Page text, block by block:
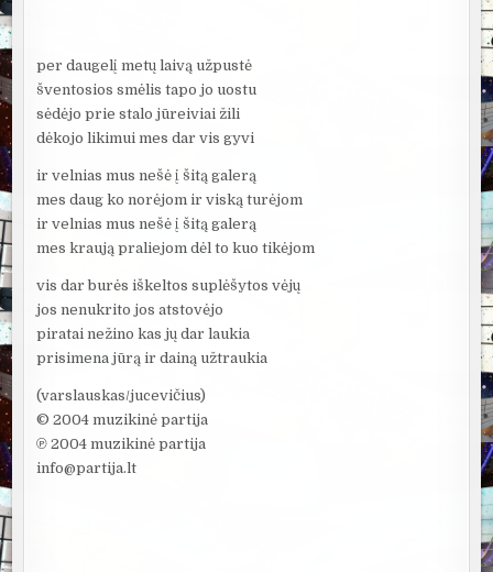
per daugelį metų laivą užpustė
šventosios smėlis tapo jo uostu
sėdėjo prie stalo jūreiviai žili
dėkojo likimui mes dar vis gyvi
ir velnias mus nešė į šitą galerą
mes daug ko norėjom ir viską turėjom
ir velnias mus nešė į šitą galerą
mes kraują praliejom dėl to kuo tikėjom
vis dar burės iškeltos suplėšytos vėjų
jos nenukrito jos atstovėjo
piratai nežino kas jų dar laukia
prisimena jūrą ir dainą užtraukia
(varslauskas/jucevičius)
© 2004 muzikinė partija
℗ 2004 muzikinė partija
info@partija.lt